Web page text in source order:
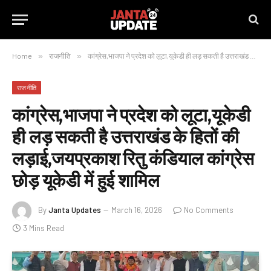
Home » राजनीति » कांग्रेस,भाजपा ने प्रदेश को लूटा,यूकेडी ही लड़ सकती है उत्तराखंड के हितों की लड़ाई,जयप्रकाश रितु कंडियाल कांग्रेस छोड़ यूकेडी में हुई शामिल
राजनीति
कांग्रेस,भाजपा ने प्रदेश को लूटा,यूकेडी
ही लड़ सकती है उत्तराखंड के हितों की
लड़ाई,जयप्रकाश रितु कंडियाल कांग्रेस
छोड़ यूकेडी में हुई शामिल
ByJanta Updates March 16, 2026
No Comments
3 Mins Read